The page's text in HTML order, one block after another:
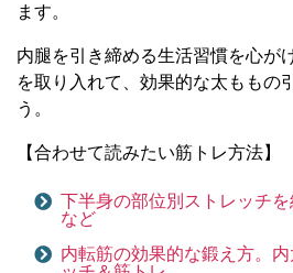
ます。
内腿を引き締める生活習慣を心が
を取り入れて、効果的な太ももの
う。
【合わせて読みたい筋トレ方法】
下半身の部位別ストレッチ
など
内転筋の効果的な鍛え方。